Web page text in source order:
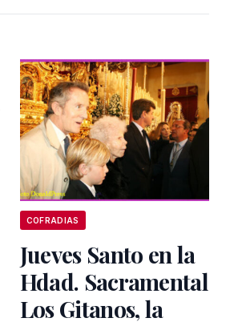
COFRADIAS
Jueves Santo en la
Hdad. Sacramental
Los Gitanos, la